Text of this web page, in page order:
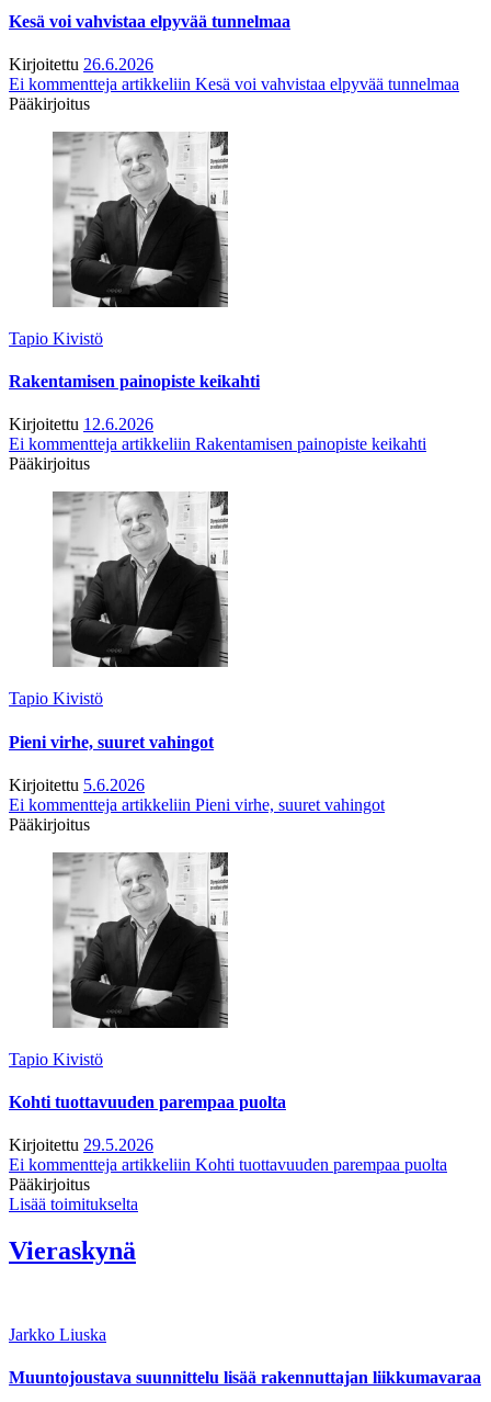
Kesä voi vahvistaa elpyvää tunnelmaa
Kirjoitettu 26.6.2026
Ei kommentteja artikkeliin Kesä voi vahvistaa elpyvää tunnelmaa
Pääkirjoitus
Tapio Kivistö
Rakentamisen painopiste keikahti
Kirjoitettu 12.6.2026
Ei kommentteja artikkeliin Rakentamisen painopiste keikahti
Pääkirjoitus
Tapio Kivistö
Pieni virhe, suuret vahingot
Kirjoitettu 5.6.2026
Ei kommentteja artikkeliin Pieni virhe, suuret vahingot
Pääkirjoitus
Tapio Kivistö
Kohti tuottavuuden parempaa puolta
Kirjoitettu 29.5.2026
Ei kommentteja artikkeliin Kohti tuottavuuden parempaa puolta
Pääkirjoitus
Lisää toimitukselta
Vieraskynä
Jarkko Liuska
Muuntojoustava suunnittelu lisää rakennuttajan liikkumavaraa